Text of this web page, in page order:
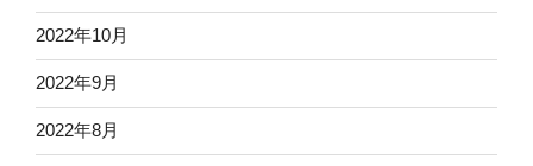
2022年10月
2022年9月
2022年8月